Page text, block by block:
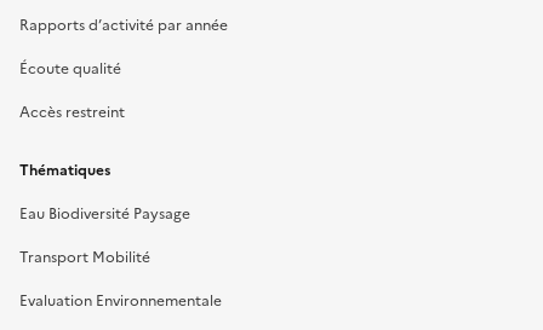
Rapports d’activité par année
Écoute qualité
Accès restreint
Thématiques
Eau Biodiversité Paysage
Transport Mobilité
Evaluation Environnementale